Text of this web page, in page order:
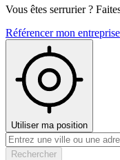
Vous êtes serrurier ?
Référencer mon entreprise
Utiliser ma position
Rechercher